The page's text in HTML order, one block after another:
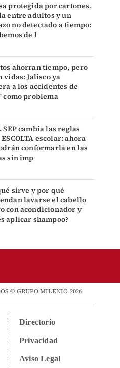
protegida por cartones,
entre adultos y un
no detectado a tiempo:
de l
ahorran tiempo, pero
vidas: Jalisco ya
a los accidentes de
como problema
SEP cambia las reglas
escolar: ahora
conformarla en las
sin imp
sirve y por qué
lavarse el cabello
con acondicionador y
aplicar shampoo?
© GRUPO MILENIO 2026
Directorio
Privacidad
Aviso Legal